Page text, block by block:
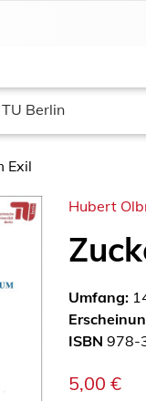
Berlin
Exil
Hubert
Umfang:
ISBN 978-
5,00 €